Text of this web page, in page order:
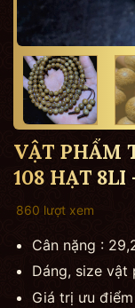
VẬT PHẨM
108 HẠT 8LI
860 lượt xem
Cân nặng :
Dáng, size vật
Giá trị ưu